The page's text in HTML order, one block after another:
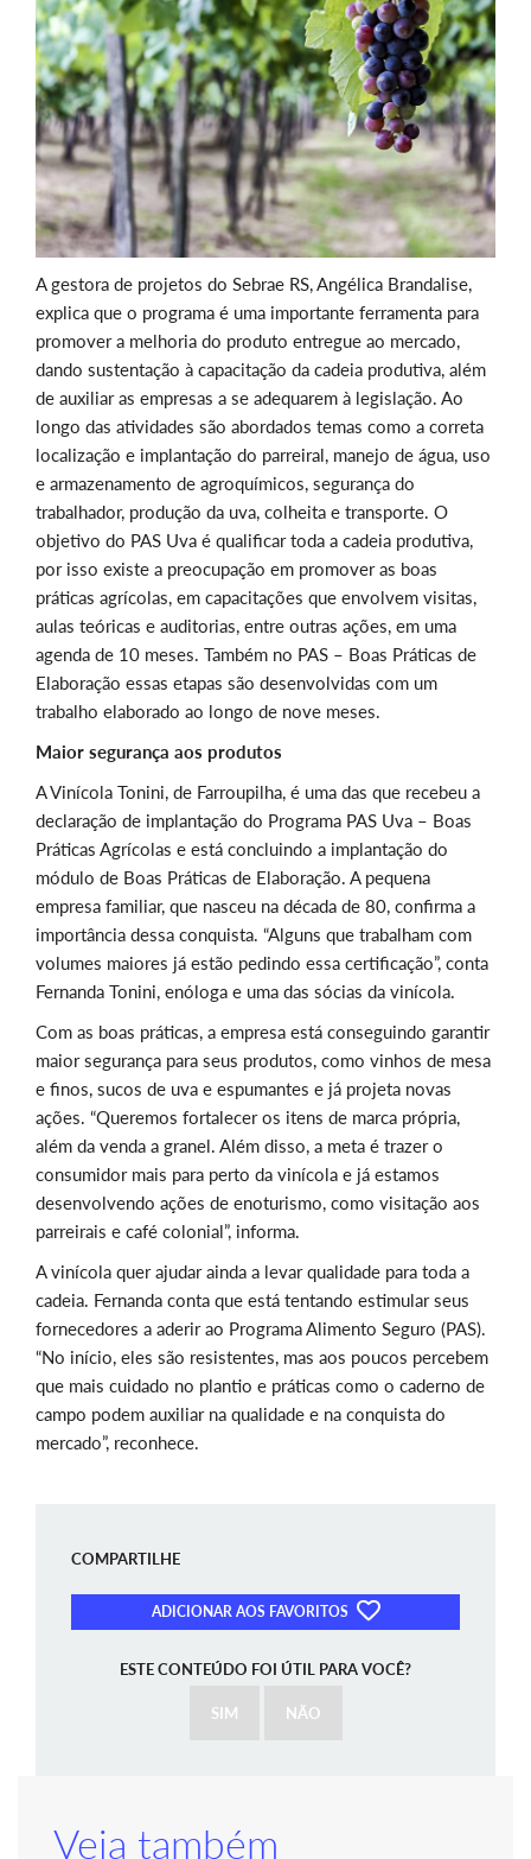
A gestora de projetos do Sebrae RS, Angélica Brandalise,
explica que o programa é uma importante ferramenta para
promover a melhoria do produto entregue ao mercado,
dando sustentação à capacitação da cadeia produtiva, além
de auxiliar as empresas a se adequarem à legislação. Ao
longo das atividades são abordados temas como a correta
localização e implantação do parreiral, manejo de água, uso
e armazenamento de agroquímicos, segurança do
trabalhador, produção da uva, colheita e transporte. O
objetivo do PAS Uva é qualificar toda a cadeia produtiva,
por isso existe a preocupação em promover as boas
práticas agrícolas, em capacitações que envolvem visitas,
aulas teóricas e auditorias, entre outras ações, em uma
agenda de 10 meses. Também no PAS – Boas Práticas de
Elaboração essas etapas são desenvolvidas com um
trabalho elaborado ao longo de nove meses.
Maior segurança aos produtos
A Vinícola Tonini, de Farroupilha, é uma das que recebeu a
declaração de implantação do Programa PAS Uva – Boas
Práticas Agrícolas e está concluindo a implantação do
módulo de Boas Práticas de Elaboração. A pequena
empresa familiar, que nasceu na década de 80, confirma a
importância dessa conquista. “Alguns que trabalham com
volumes maiores já estão pedindo essa certificação”, conta
Fernanda Tonini, enóloga e uma das sócias da vinícola.
Com as boas práticas, a empresa está conseguindo garantir
maior segurança para seus produtos, como vinhos de mesa
e finos, sucos de uva e espumantes e já projeta novas
ações. “Queremos fortalecer os itens de marca própria,
além da venda a granel. Além disso, a meta é trazer o
consumidor mais para perto da vinícola e já estamos
desenvolvendo ações de enoturismo, como visitação aos
parreirais e café colonial”, informa.
A vinícola quer ajudar ainda a levar qualidade para toda a
cadeia. Fernanda conta que está tentando estimular seus
fornecedores a aderir ao Programa Alimento Seguro (PAS).
“No início, eles são resistentes, mas aos poucos percebem
que mais cuidado no plantio e práticas como o caderno de
campo podem auxiliar na qualidade e na conquista do
mercado”, reconhece.
COMPARTILHE
ADICIONAR AOS FAVORITOS
ESTE CONTEÚDO FOI ÚTIL PARA VOCÊ?
SIM NÃO
Veja também